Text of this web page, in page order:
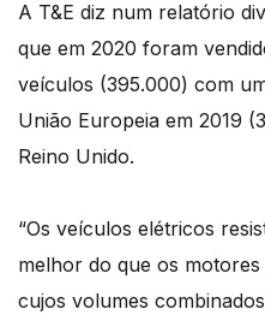
A T&E diz num relatório
que em 2020 foram
veículos (395.000) com
União Europeia em 2019
Reino Unido.
“Os veículos elétricos
melhor do que os
cujos volumes